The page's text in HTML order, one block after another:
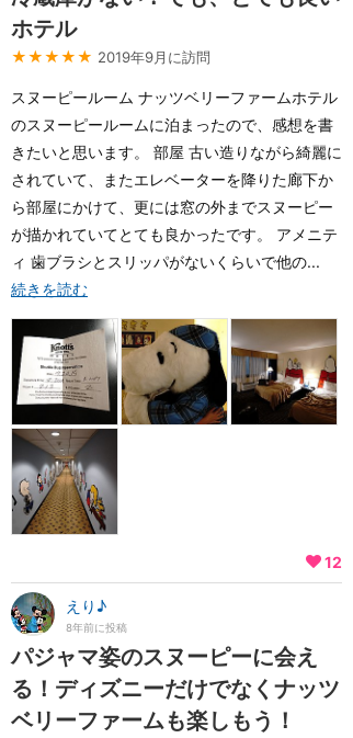
ホテル
★★★★★ 2019年9月に訪問
スヌーピールーム ナッツベリーファームホテル
のスヌーピールームに泊まったので、感想を書
きたいと思います。 部屋 古い造りながら綺麗に
されていて、またエレベーターを降りた廊下か
ら部屋にかけて、更には窓の外までスヌーピー
が描かれていてとても良かったです。 アメニテ
ィ 歯ブラシとスリッパがないくらいで他の...
続きを読む
12
えり♪
8年前に投稿
パジャマ姿のスヌーピーに会え
る！ディズニーだけでなくナッツ
ベリーファームも楽しもう！